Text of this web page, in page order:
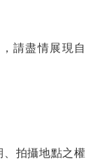
請盡情展現自
、拍攝地點之權